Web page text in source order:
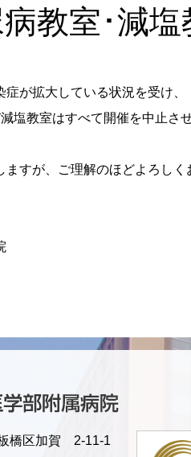
病教室･減
が拡大している状況を受け、
塩教室はすべて開催を中止さ
すが、ご理解のほどよろしく
橋区加賀 2-11-1